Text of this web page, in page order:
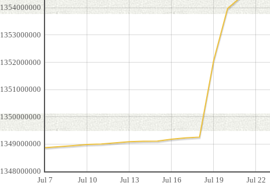
Jul 7 Jul 10 Jul 13 Jul 16 Jul 19 Jul 22
1348000000
1349000000
1350000000
1351000000
1352000000
1353000000
1354000000